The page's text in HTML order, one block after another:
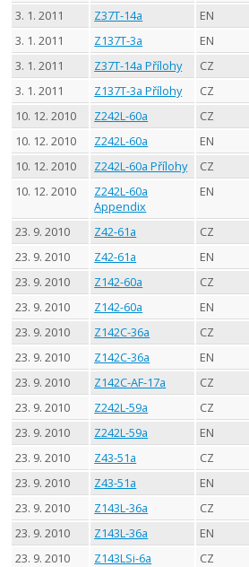
3. 1. 2011
Z37T-14a EN
3. 1. 2011
Z137T-3a EN
3. 1. 2011
Z37T-14a Přílohy CZ
3. 1. 2011
Z137T-3a Přílohy CZ
10. 12. 2010
Z242L-60a CZ
10. 12. 2010
Z242L-60a EN
10. 12. 2010
Z242L-60a Přílohy CZ
10. 12. 2010
Z242L-60a
Appendix
EN
23. 9. 2010 Z42-61a CZ
23. 9. 2010
Z42-61a EN
23. 9. 2010
Z142-60a CZ
23. 9. 2010
Z142-60a EN
23. 9. 2010
Z142C-36a CZ
23. 9. 2010
Z142C-36a EN
23. 9. 2010
Z142C-AF-17a CZ
23. 9. 2010
Z242L-59a CZ
23. 9. 2010
Z242L-59a EN
23. 9. 2010
Z43-51a CZ
23. 9. 2010
Z43-51a EN
23. 9. 2010
Z143L-36a CZ
23. 9. 2010
Z143L-36a EN
23. 9. 2010
Z143LSi-6a CZ